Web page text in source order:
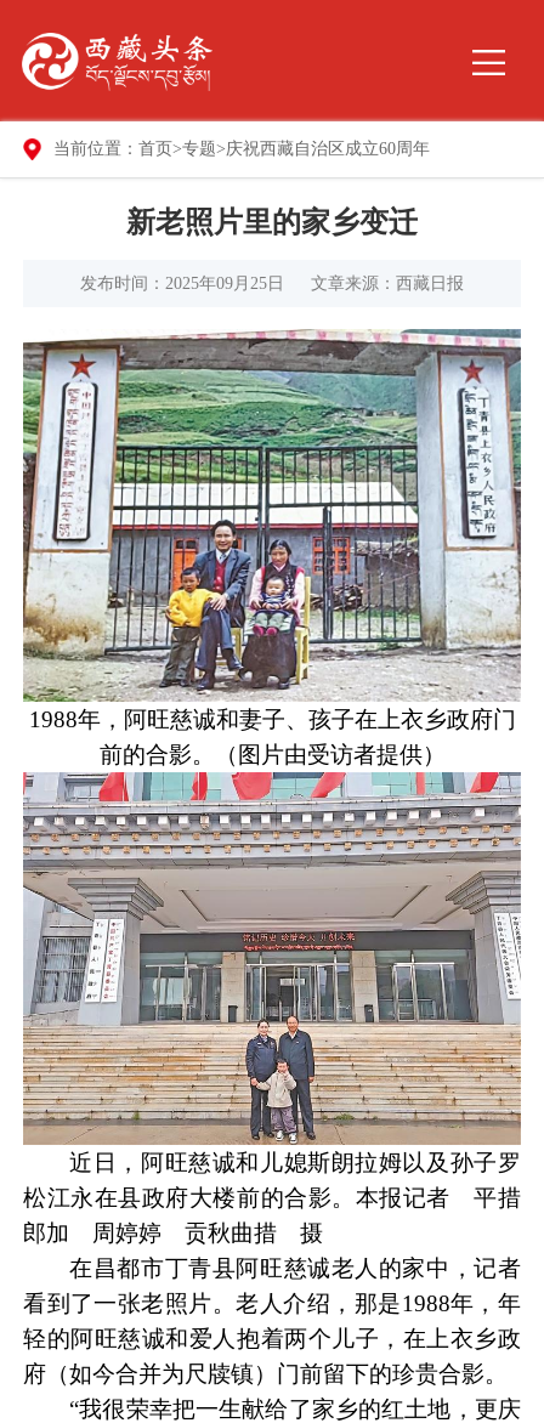
当前位置： 首页 >专题>庆祝西藏自治区成立60周年
新老照片里的家乡变迁
发布时间：2025年09月25日 文章来源：西藏日报
1988年，阿旺慈诚和妻子、孩子在上衣乡政府门
前的合影。（图片由受访者提供）
近日，阿旺慈诚和儿媳斯朗拉姆以及孙子罗
松江永在县政府大楼前的合影。本报记者 平措
郎加 周婷婷 贡秋曲措 摄
在昌都市丁青县阿旺慈诚老人的家中，记者
看到了一张老照片。老人介绍，那是1988年，年
轻的阿旺慈诚和爱人抱着两个儿子，在上衣乡政
府（如今合并为尺牍镇）门前留下的珍贵合影。
“我很荣幸把一生献给了家乡的红土地，更庆